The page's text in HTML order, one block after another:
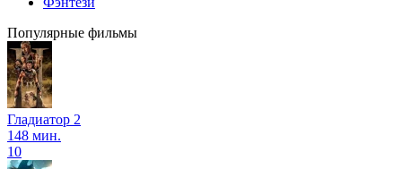
Популярные фильмы
Гладиатор 2
148 мин.
10